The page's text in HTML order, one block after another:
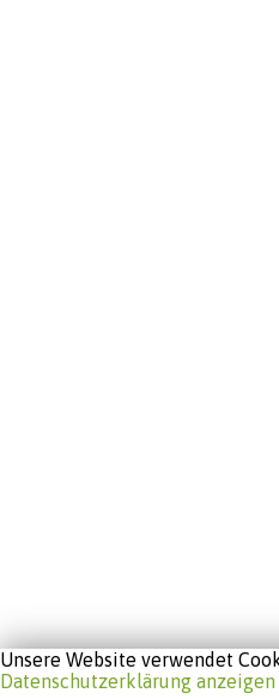
Unsere Website verwendet
Datenschutzerklärung anzeigen